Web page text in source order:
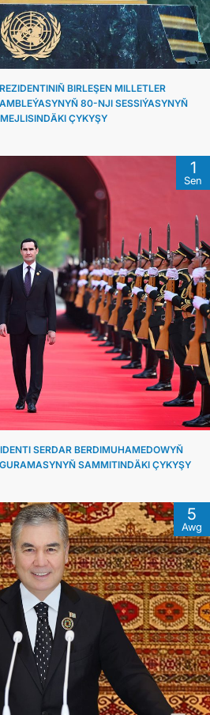
BIRLEŞEN MILLETLER
80-NJI SESSIÝASYNYŇ
ÇYKYŞY
1
Sen
SERDAR BERDIMUHAMEDOWYŇ
SAMMITINDÄKI ÇYKYŞY
5
Awg